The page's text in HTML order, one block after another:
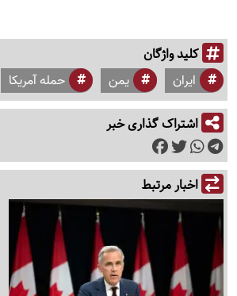
کلید واژگان
ایران یمن حمله آمریکا
اشتراک گذاری خبر
اخبار مرتبط